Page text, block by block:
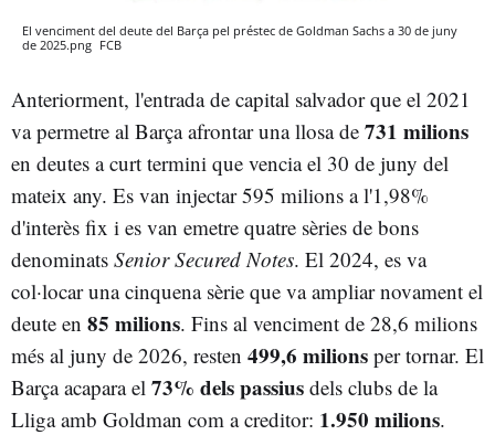
El venciment del deute del Barça pel préstec de Goldman Sachs a 30 de juny
de 2025.png FCB
Anteriorment, l'entrada de capital salvador que el 2021
va permetre al Barça afrontar una llosa de 731 milions
en deutes a curt termini que vencia el 30 de juny del
mateix any. Es van injectar 595 milions a l'1,98%
d'interès fix i es van emetre quatre sèries de bons
denominats Senior Secured Notes. El 2024, es va
col·locar una cinquena sèrie que va ampliar novament el
deute en 85 milions. Fins al venciment de 28,6 milions
més al juny de 2026, resten 499,6 milions per tornar. El
Barça acapara el 73% dels passius dels clubs de la
Lliga amb Goldman com a creditor: 1.950 milions.